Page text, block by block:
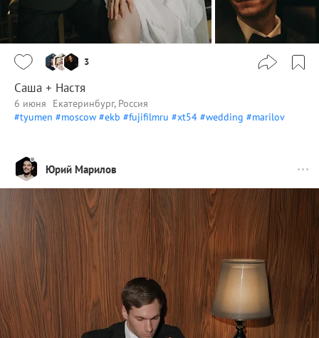
3
Саша + Настя
6 июня
Екатеринбург, Россия
#tyumen #moscow #ekb #fujifilmru #xt54 #wedding #marilov
Юрий Марилов